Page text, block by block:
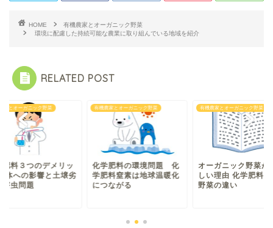
HOME
有機農家とオーガニック野菜
環境に配慮した持続可能な農業に取り組んでいる地域を紹介
RELATED POST
家とオーガニック野菜
肥料３つのデメリッ
体への影響と土壌劣
害虫問題
有機農家とオーガニック野菜
化学肥料の環境問題 化
学肥料窒素は地球温暖化
につながる
有機農家とオーガニック野菜
オーガニック野菜が
しい理由 化学肥料
野菜の違い